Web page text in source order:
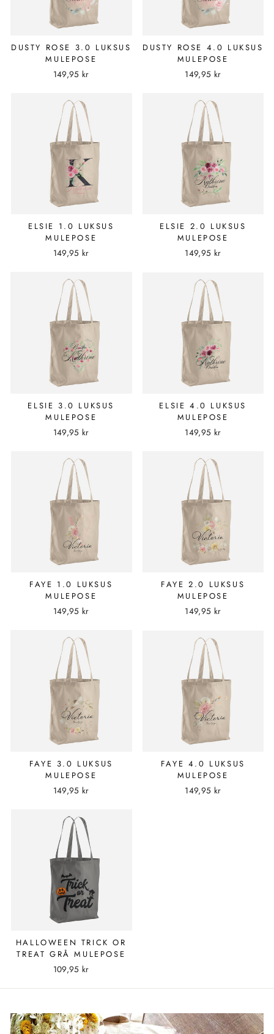
DUSTY ROSE 3.0 LUKSUS
MULEPOSE
149,95 kr
DUSTY ROSE 4.0 LUKSUS
MULEPOSE
149,95 kr
ELSIE 1.0 LUKSUS
MULEPOSE
149,95 kr
ELSIE 2.0 LUKSUS
MULEPOSE
149,95 kr
ELSIE 3.0 LUKSUS
MULEPOSE
149,95 kr
ELSIE 4.0 LUKSUS
MULEPOSE
149,95 kr
FAYE 1.0 LUKSUS
MULEPOSE
149,95 kr
FAYE 2.0 LUKSUS
MULEPOSE
149,95 kr
FAYE 3.0 LUKSUS
MULEPOSE
149,95 kr
FAYE 4.0 LUKSUS
MULEPOSE
149,95 kr
HALLOWEEN TRICK OR
TREAT GRÅ MULEPOSE
109,95 kr